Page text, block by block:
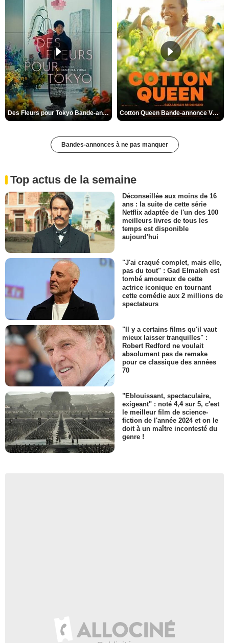
Des Fleurs pour Tokyo Bande-annonce VO STFR Cotton Queen Bande-annonce VO STFR
Bandes-annonces à ne pas manquer
Top actus de la semaine
Déconseillée aux moins de 16
ans : la suite de cette série
Netflix adaptée de l'un des 100
meilleurs livres de tous les
temps est disponible
aujourd'hui
"J'ai craqué complet, mais elle,
pas du tout" : Gad Elmaleh est
tombé amoureux de cette
actrice iconique en tournant
cette comédie aux 2 millions de
spectateurs
"Il y a certains films qu'il vaut
mieux laisser tranquilles" :
Robert Redford ne voulait
absolument pas de remake
pour ce classique des années
70
"Eblouissant, spectaculaire,
exigeant" : noté 4,4 sur 5, c'est
le meilleur film de science-
fiction de l'année 2024 et on le
doit à un maître incontesté du
genre !